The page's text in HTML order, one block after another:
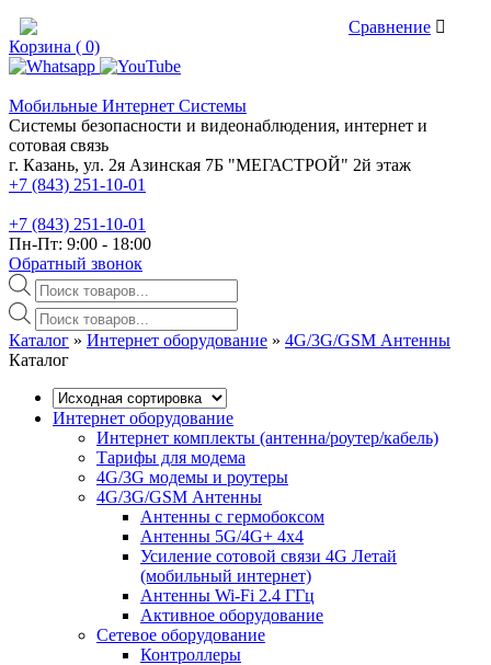
Сравнение
Корзина ( 0)
Мобильные Интернет Системы
Системы безопасности и видеонаблюдения, интернет и
сотовая связь
г. Казань, ул. 2я Азинская 7Б "МЕГАСТРОЙ" 2й этаж
+7 (843) 251-10-01
+7 (843) 251-10-01
Пн-Пт: 9:00 - 18:00
Обратный звонок
Поиск
товаров
Поиск
товаров
Каталог »‎ Интернет оборудование »‎ 4G/3G/GSM Антенны
Каталог
Интернет оборудование
Интернет комплекты (антенна/роутер/кабель)
Тарифы для модема
4G/3G модемы и роутеры
4G/3G/GSM Антенны
Антенны с гермобоксом
Антенны 5G/4G+ 4x4
Усиление сотовой связи 4G Летай
(мобильный интернет)
Антенны Wi-Fi 2.4 ГГц
Активное оборудование
Сетевое оборудование
Контроллеры